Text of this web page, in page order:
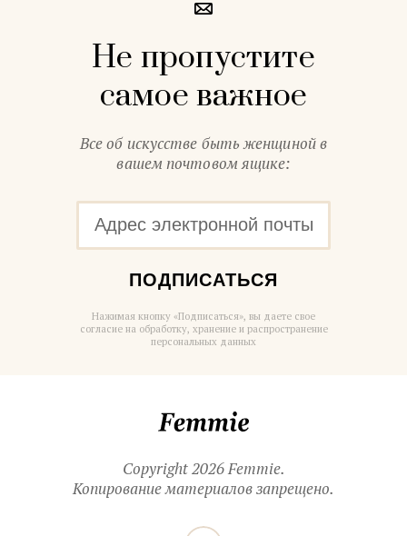
Не пропустите
самое важное
Все об искусстве быть женщиной в
вашем почтовом ящике:
ПОДПИСАТЬСЯ
Нажимая кнопку «Подписаться», вы даете свое
согласие на обработку, хранение и распространение
персональных данных
Copyright 2026 Femmie.
Копирование материалов запрещено.